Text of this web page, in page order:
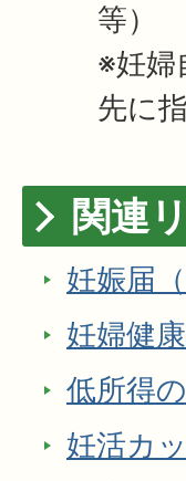
等）
※妊婦
先に
関連
妊娠届
妊婦健
低所得
妊活カ